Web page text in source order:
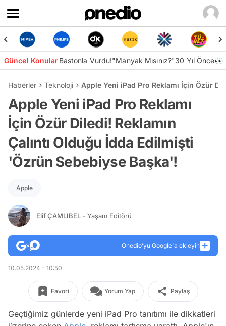
Güncel KonularBastonla Vurdu!"Manyak Mısınız?"30 Yıl Önce👀
Haberler Teknoloji Apple Yeni iPad Pro Reklamı İçin Özür
Apple Yeni iPad Pro Reklamı
İçin Özür Diledi! Reklamın
Çalıntı Olduğu İdda Edilmişti
'Özrün Sebebiyse Başka'!
Apple
Elif ÇAMLIBEL - Yaşam Editörü
Onedio’yu Google'a ekleyin
10.05.2024 - 10:50
Favori Yorum Yap Paylaş
Geçtiğimiz günlerde yeni iPad Pro tanıtımı ile dikkatleri